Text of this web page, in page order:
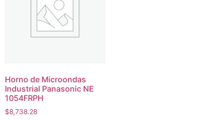
Horno de Microondas
Industrial Panasonic NE
1054FRPH
$8,738.28